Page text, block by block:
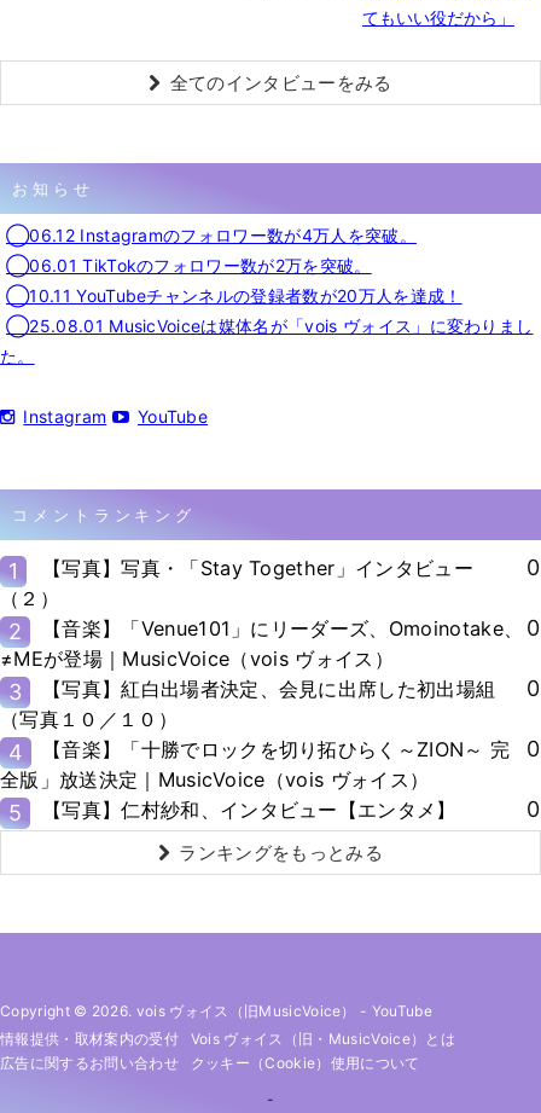
てもいい役だから」
全てのインタビューをみる
お知らせ
◯06.12 Instagramのフォロワー数が4万人を突破。
◯06.01 TikTokのフォロワー数が2万を突破。
◯10.11 YouTubeチャンネルの登録者数が20万人を達成！
◯25.08.01 MusicVoiceは媒体名が「vois ヴォイス」に変わりまし
た。
Instagram YouTube
コメントランキング
1
【写真】写真・「Stay Together」インタビュー
（２）
0
2
【音楽】「Venue101」にリーダーズ、Omoinotake、
≠MEが登場｜MusicVoice（vois ヴォイス）
0
3
【写真】紅白出場者決定、会見に出席した初出場組
（写真１０／１０）
0
4
【音楽】「十勝でロックを切り拓ひらく～ZION～ 完
全版」放送決定｜MusicVoice（vois ヴォイス）
0
5 【写真】仁村紗和、インタビュー【エンタメ】 0
ランキングをもっとみる
Copyright © 2026. vois ヴォイス（旧MusicVoice） - YouTube
情報提供・取材案内の受付
Vois ヴォイス（旧・MusicVoice）とは
広告に関するお問い合わせ
クッキー（cookie）使用について
-